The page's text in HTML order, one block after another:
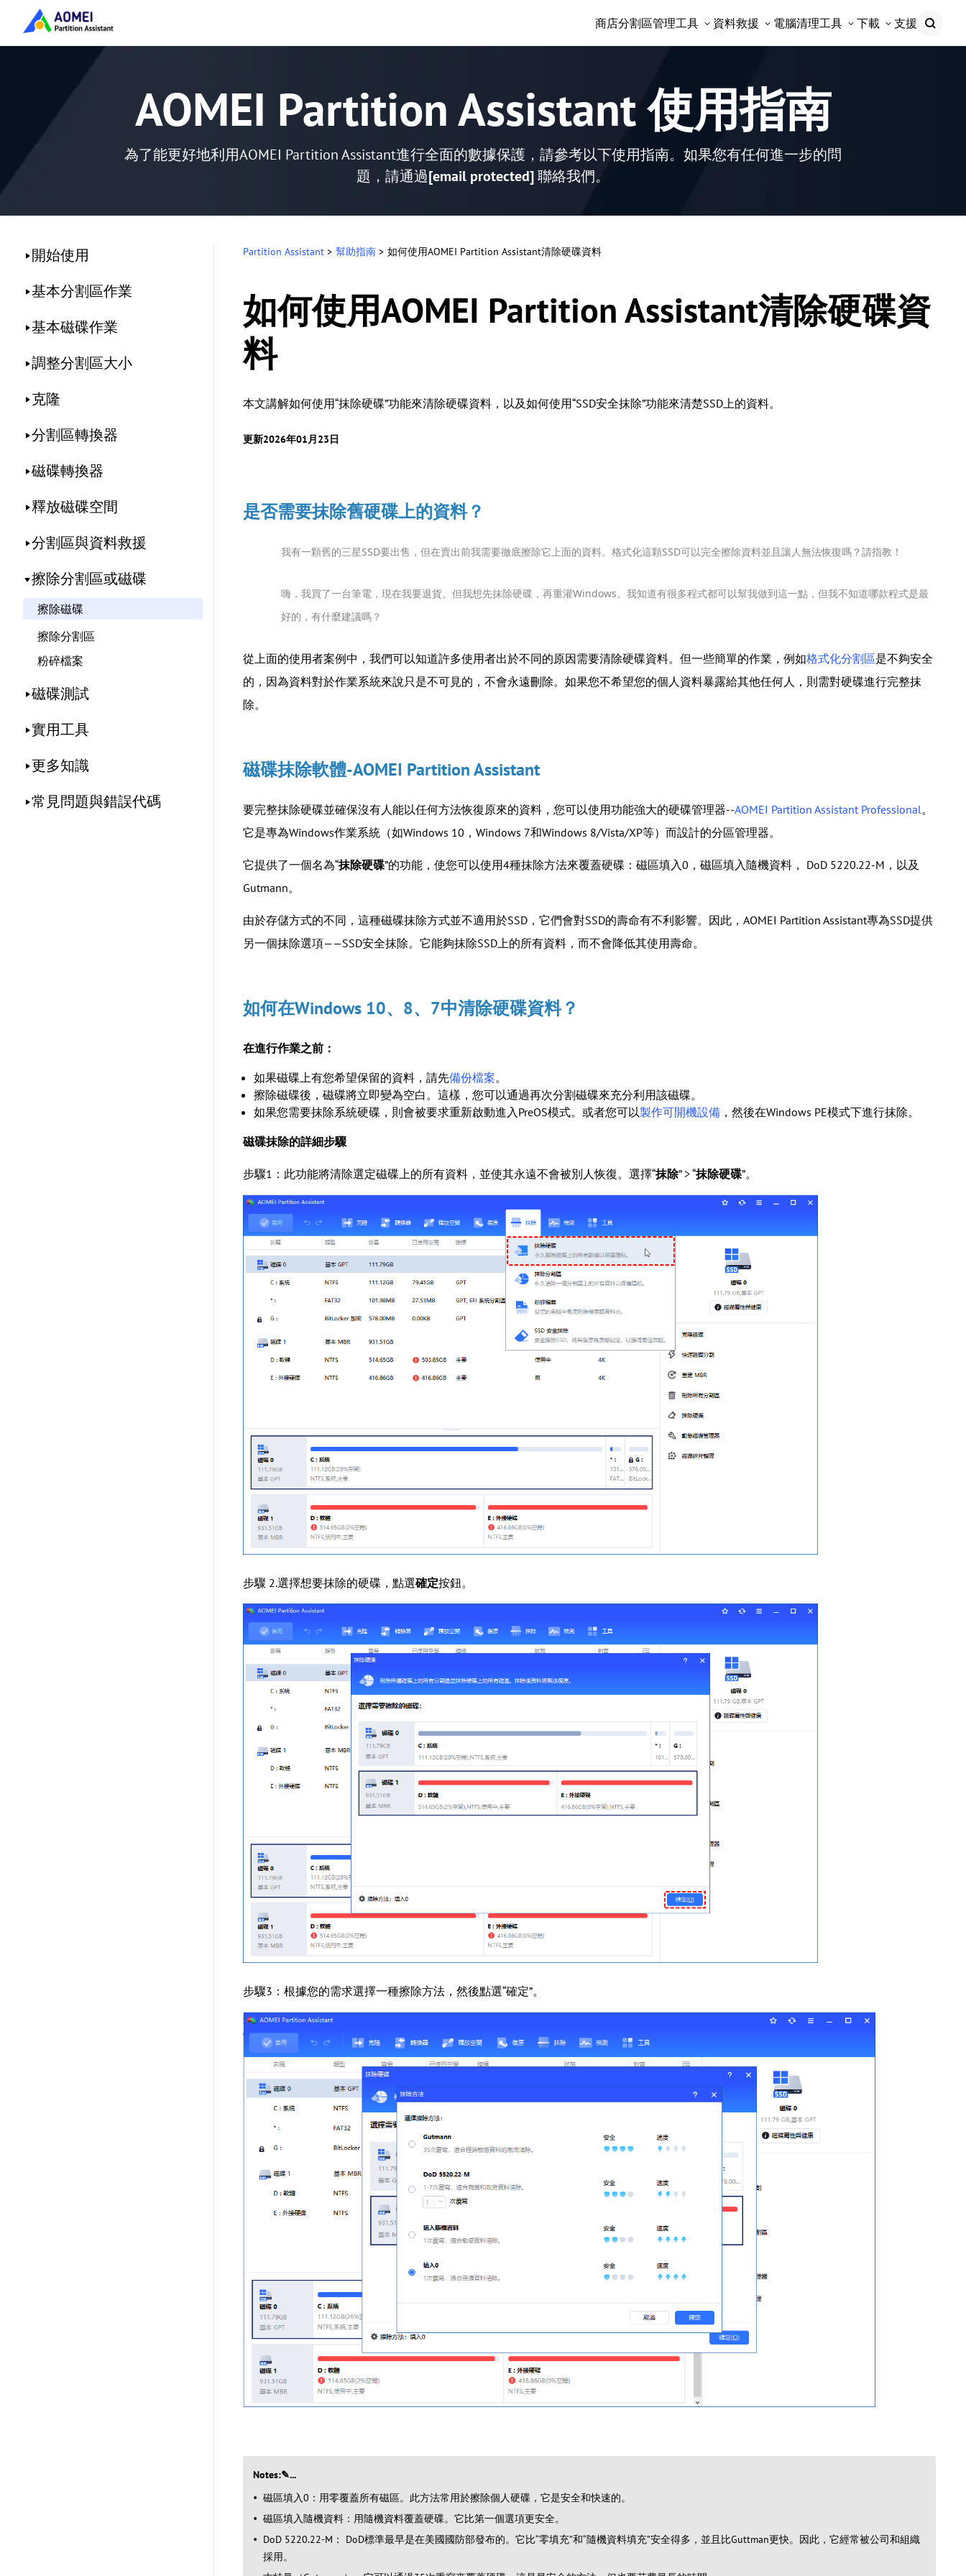
商店分割區管理工具 資料救援 電腦清理工具 下載 支援
AOMEI Partition Assistant 使用指南
為了能更好地利用AOMEI Partition Assistant進行全面的數據保護，請參考以下使用指南。如果您有任何進一步的問
題，請通過[email protected]聯絡我們。
開始使用
基本分割區作業
基本磁碟作業
調整分割區大小
克隆
分割區轉換器
磁碟轉換器
釋放磁碟空間
分割區與資料救援
擦除分割區或磁碟
擦除磁碟
擦除分割區
粉碎檔案
磁碟測試
實用工具
更多知識
常見問題與錯誤代碼
Partition Assistant > 幫助指南 > 如何使用AOMEI Partition Assistant清除硬碟資料
如何使用AOMEI Partition Assistant清除硬碟資
料
本文講解如何使用“抹除硬碟”功能來清除硬碟資料，以及如何使用“SSD安全抹除”功能來清楚SSD上的資料。
更新2026年01月23日
是否需要抹除舊硬碟上的資料？
我有一顆舊的三星SSD要出售，但在賣出前我需要徹底擦除它上面的資料。格式化這顆SSD可以完全擦除資料並且讓人無法恢復嗎？請指教！
嗨，我買了一台筆電，現在我要退貨。但我想先抹除硬碟，再重灌Windows。我知道有很多程式都可以幫我做到這一點，但我不知道哪款程式是最
好的，有什麼建議嗎？
從上面的使用者案例中，我們可以知道許多使用者出於不同的原因需要清除硬碟資料。但一些簡單的作業，例如格式化分割區是不夠安全
的，因為資料對於作業系統來說只是不可見的，不會永遠刪除。如果您不希望您的個人資料暴露給其他任何人，則需對硬碟進行完整抹
除。
磁碟抹除軟體-AOMEI Partition Assistant
要完整抹除硬碟並確保沒有人能以任何方法恢復原來的資料，您可以使用功能強大的硬碟管理器--AOMEI Partition Assistant Professional。
它是專為Windows作業系統（如Windows 10，Windows 7和Windows 8/Vista/XP等）而設計的分區管理器。
它提供了一個名為“抹除硬碟”的功能，使您可以使用4種抹除方法來覆蓋硬碟：磁區填入0，磁區填入隨機資料， DoD 5220.22-M，以及
Gutmann。
由於存儲方式的不同，這種磁碟抹除方式並不適用於SSD，它們會對SSD的壽命有不利影響。因此，AOMEI Partition Assistant專為SSD提供
另一個抹除選項——SSD安全抹除。它能夠抹除SSD上的所有資料，而不會降低其使用壽命。
如何在Windows 10、8、7中清除硬碟資料？
在進行作業之前：
如果磁碟上有您希望保留的資料，請先備份檔案。
擦除磁碟後，磁碟將立即變為空白。這樣，您可以通過再次分割磁碟來充分利用該磁碟。
如果您需要抹除系統硬碟，則會被要求重新啟動進入PreOS模式。或者您可以製作可開機設備 ，然後在Windows PE模式下進行抹除。
磁碟抹除的詳細步驟
步驟1：此功能將清除選定磁碟上的所有資料，並使其永遠不會被別人恢復。選擇“抹除” > “抹除硬碟”。
步驟 2.選擇想要抹除的硬碟，點選確定按鈕。
步驟3：根據您的需求選擇一種擦除方法，然後點選“確定”。
Notes:✎...
磁區填入0：用零覆蓋所有磁區。此方法常用於擦除個人硬碟，它是安全和快速的。
磁區填入隨機資料：用隨機資料覆蓋硬碟。它比第一個選項更安全。
DoD 5220.22-M： DoD標準最早是在美國國防部發布的。它比“零填充”和“隨機資料填充”安全得多，並且比Guttman更快。因此，它經常被公司和組織
採用。